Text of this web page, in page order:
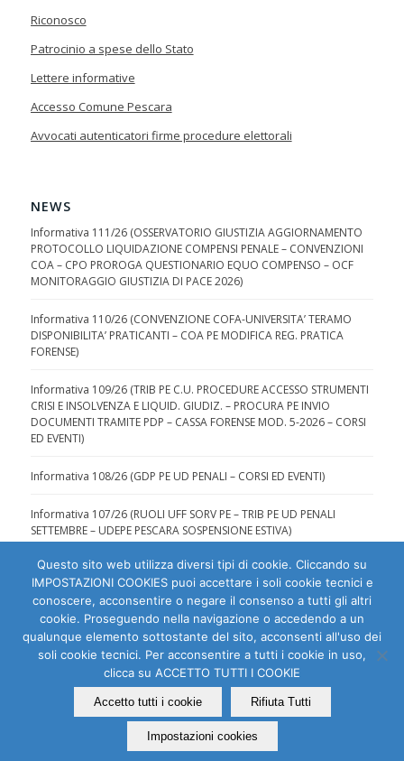
Riconosco
Patrocinio a spese dello Stato
Lettere informative
Accesso Comune Pescara
Avvocati autenticatori firme procedure elettorali
NEWS
Informativa 111/26 (OSSERVATORIO GIUSTIZIA AGGIORNAMENTO
PROTOCOLLO LIQUIDAZIONE COMPENSI PENALE – CONVENZIONI
COA – CPO PROROGA QUESTIONARIO EQUO COMPENSO – OCF
MONITORAGGIO GIUSTIZIA DI PACE 2026)
Informativa 110/26 (CONVENZIONE COFA-UNIVERSITA’ TERAMO
DISPONIBILITA’ PRATICANTI – COA PE MODIFICA REG. PRATICA
FORENSE)
Informativa 109/26 (TRIB PE C.U. PROCEDURE ACCESSO STRUMENTI
CRISI E INSOLVENZA E LIQUID. GIUDIZ. – PROCURA PE INVIO
DOCUMENTI TRAMITE PDP – CASSA FORENSE MOD. 5-2026 – CORSI
ED EVENTI)
Informativa 108/26 (GDP PE UD PENALI – CORSI ED EVENTI)
Informativa 107/26 (RUOLI UFF SORV PE – TRIB PE UD PENALI
SETTEMBRE – UDEPE PESCARA SOSPENSIONE ESTIVA)
Ordine degli Avvocati di Pescara | C.F. 80007810684 |
Dichiarazione di accessibilità|Segnala problema di
accessibilità
PEC:segreteria (at) ordineavvocatipescarapec.it
Questo sito web utilizza diversi tipi di cookie. Cliccando su
IMPOSTAZIONI COOKIES puoi accettare i soli cookie tecnici e
conoscere, acconsentire o negare il consenso a tutti gli altri
cookie. Proseguendo nella navigazione o accedendo a un
qualunque elemento sottostante del sito, acconsenti all'uso dei
soli cookie tecnici. Per acconsentire a tutti i cookie in uso,
clicca su ACCETTO TUTTI I COOKIE
Accetto tutti i cookie Rifiuta Tutti
Impostazioni cookies